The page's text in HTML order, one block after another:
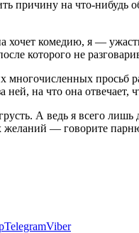
причину на что-
комедию, я —
которого не
многочисленных просьб
на что она отвечает,
А ведь я всего
желаний — говорите
TelegramViber